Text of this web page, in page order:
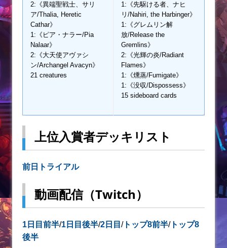
2:《異端聖戦士、サリ
ア/Thalia, Heretic
Cathar》
1:《ピア・ナラー/Pia
Nalaar》
2:《大天使アヴァシ
ン/Archangel Avacyn》
21 creatures
1:《先駆ける者、ナヒ
リ/Nahiri, the Harbinger》
1:《グレムリン解
放/Release the
Gremlins》
2:《光輝の炎/Radiant
Flames》
1:《燻蒸/Fumigate》
1:《没収/Dispossess》
15 sideboard cards
上位入賞者デッキリスト
前日トライアル
動画配信（Twitch）
1日目前半/1日目後半/2日目 /トップ8前半/トップ8
後半